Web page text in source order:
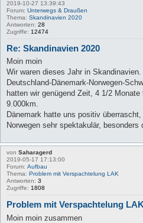
2019-10-27 13:39:43
Forum: Unterwegs & Draußen
Thema: Skandinavien 2020
Antworten: 28
Zugriffe: 12474
Re: Skandinavien 2020
Moin moin
Wir waren dieses Jahr in Skandinavien.
Deutschland-Dänemark-Norwegen-
hatten wir genügend Zeit, 4 1/2
9.000km.
Dänemark hatte uns positiv
Norwegen sehr spektakulär, besonders
von Saharagerd
2019-05-17 17:13:00
Forum: Aufbau
Thema: Problem mit Verspachtelung LAK
Antworten: 3
Zugriffe: 1808
Problem mit Verspachtelung LAK
Moin moin zusammen